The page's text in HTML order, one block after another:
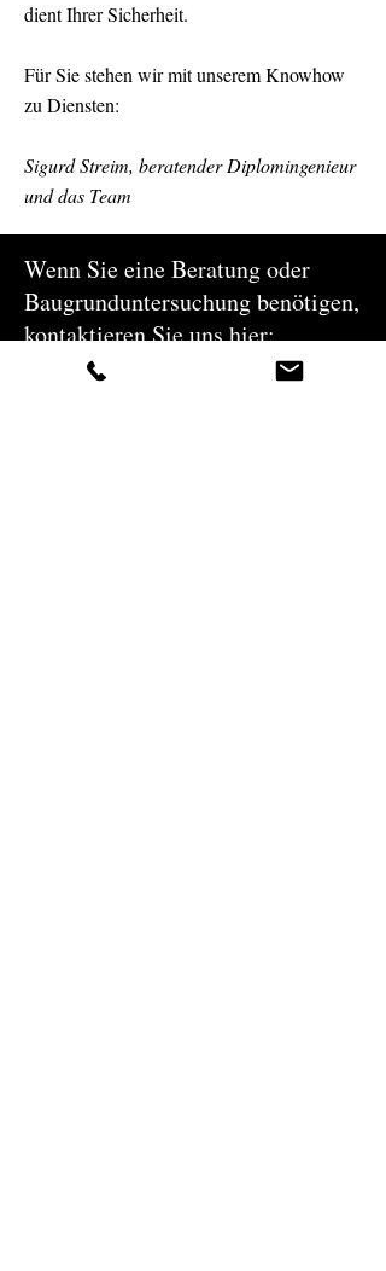
dient Ihrer Sicherheit.
Für Sie stehen wir mit unserem Knowhow
zu Diensten:
Sigurd Streim, beratender Diplomingenieur
und das Team
Wenn Sie eine Beratung oder
Baugrunduntersuchung benötigen,
kontaktieren Sie uns hier: